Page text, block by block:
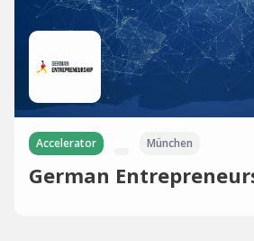
Accelerator München
German